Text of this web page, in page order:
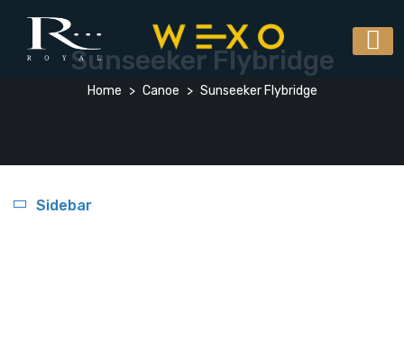
Sunseeker Flybridge
Home Canoe Sunseeker Flybridge
Sidebar